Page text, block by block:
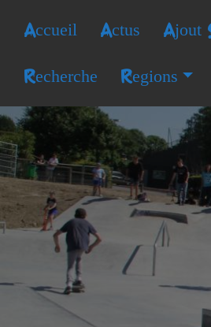
Accueil Actus Ajout
Recherche Regions